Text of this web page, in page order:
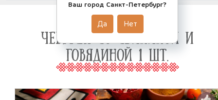
Ваш город Санкт-Петербург?
Да Нет
ЧЕБУРЕК СО СВИНИНОЙ И
ГОВЯДИНОЙ 1 ШТ.